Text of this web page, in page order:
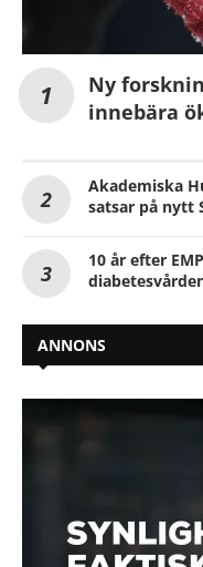
Ny
innebära
Akademiska
satsar på nytt
10 år efter
ANNONS